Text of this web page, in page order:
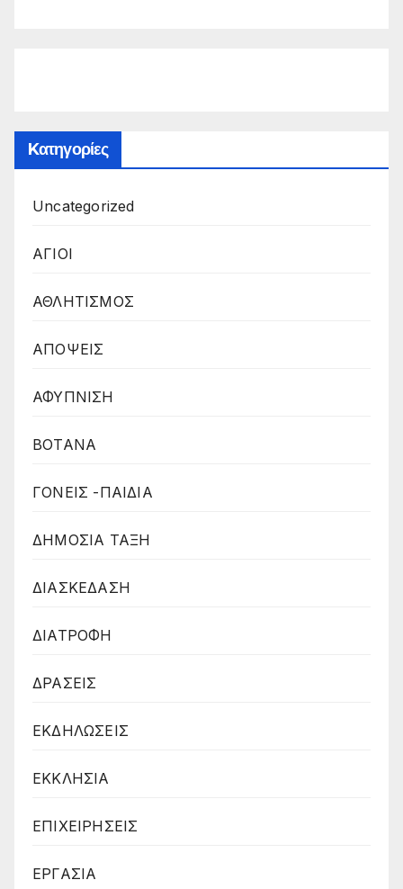
Kατηγορίες
Uncategorized
ΑΓΙΟΙ
ΑΘΛΗΤΙΣΜΟΣ
ΑΠΟΨΕΙΣ
ΑΦΥΠΝΙΣΗ
ΒΟΤΑΝΑ
ΓΟΝΕΙΣ -ΠΑΙΔΙΑ
ΔΗΜΟΣΙΑ ΤΑΞΗ
ΔΙΑΣΚΕΔΑΣΗ
ΔΙΑΤΡΟΦΗ
ΔΡΑΣΕΙΣ
ΕΚΔΗΛΩΣΕΙΣ
ΕΚΚΛΗΣΙΑ
ΕΠΙΧΕΙΡΗΣΕΙΣ
ΕΡΓΑΣΙΑ